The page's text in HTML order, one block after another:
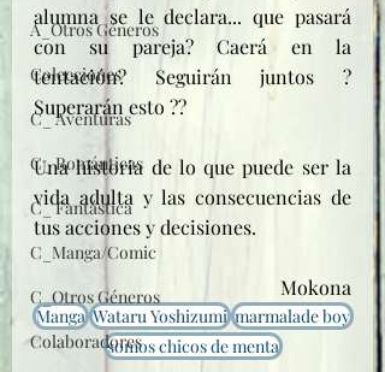
A_Otros Géneros
Colecciones
C_ Aventuras
C_ Románticas
C_ Fantástica
C_Manga/Comic
C_Otros Géneros
Colaboradores
alumna se le declara... que pasará
con su pareja? Caerá en la
tentación? Seguirán juntos ?
Superarán esto ??
Una historia de lo que puede ser la
vida adulta y las consecuencias de
tus acciones y decisiones.
Mokona
Manga Wataru Yoshizumi marmalade boy
somos chicos de menta